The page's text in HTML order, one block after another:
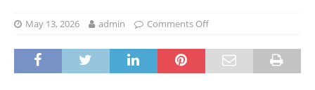
May 13, 2026 admin Comments Off